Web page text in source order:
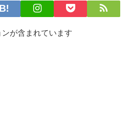
が含まれています